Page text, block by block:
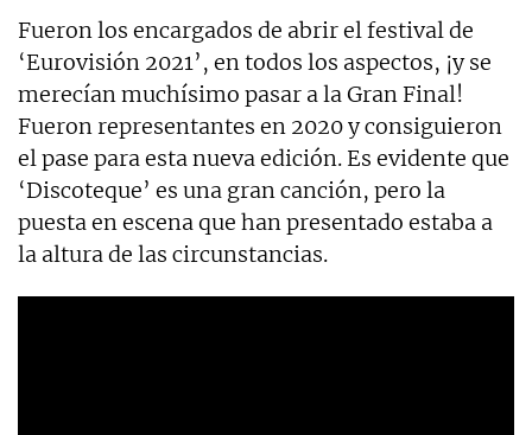
Fueron los encargados de abrir el festival de
‘Eurovisión 2021’, en todos los aspectos, ¡y se
merecían muchísimo pasar a la Gran Final!
Fueron representantes en 2020 y consiguieron
el pase para esta nueva edición. Es evidente que
‘Discoteque’ es una gran canción, pero la
puesta en escena que han presentado estaba a
la altura de las circunstancias.